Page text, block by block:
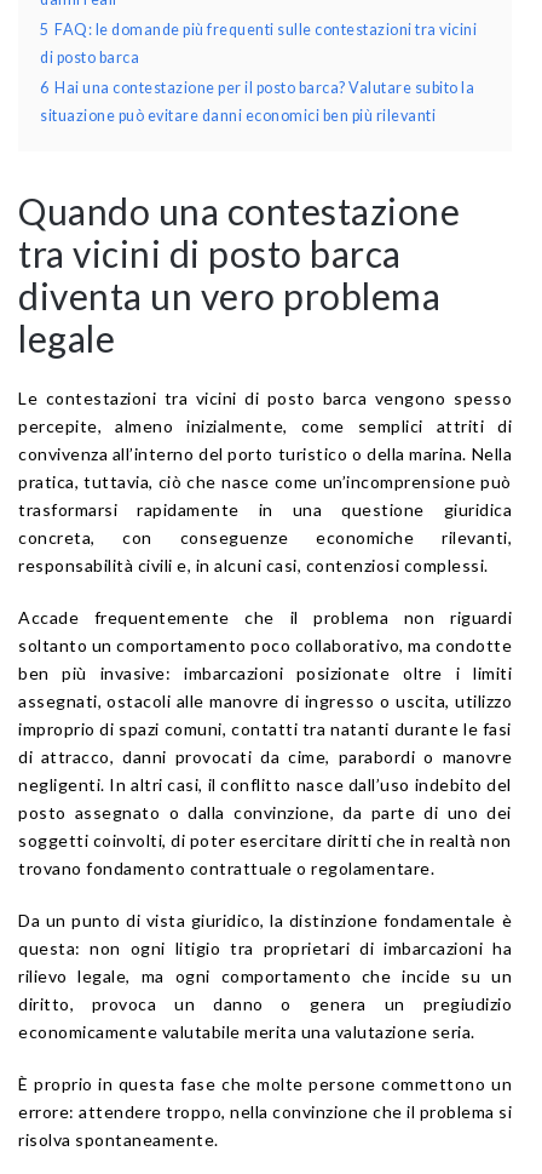
5 FAQ: le domande più frequenti sulle contestazioni tra vicini
di posto barca
6 Hai una contestazione per il posto barca? Valutare subito la
situazione può evitare danni economici ben più rilevanti
Quando una contestazione
tra vicini di posto barca
diventa un vero problema
legale
Le contestazioni tra vicini di posto barca vengono spesso
percepite, almeno inizialmente, come semplici attriti di
convivenza all’interno del porto turistico o della marina. Nella
pratica, tuttavia, ciò che nasce come un’incomprensione può
trasformarsi rapidamente in una questione giuridica
concreta, con conseguenze economiche rilevanti,
responsabilità civili e, in alcuni casi, contenziosi complessi.
Accade frequentemente che il problema non riguardi
soltanto un comportamento poco collaborativo, ma condotte
ben più invasive: imbarcazioni posizionate oltre i limiti
assegnati, ostacoli alle manovre di ingresso o uscita, utilizzo
improprio di spazi comuni, contatti tra natanti durante le fasi
di attracco, danni provocati da cime, parabordi o manovre
negligenti. In altri casi, il conflitto nasce dall’uso indebito del
posto assegnato o dalla convinzione, da parte di uno dei
soggetti coinvolti, di poter esercitare diritti che in realtà non
trovano fondamento contrattuale o regolamentare.
Da un punto di vista giuridico, la distinzione fondamentale è
questa: non ogni litigio tra proprietari di imbarcazioni ha
rilievo legale, ma ogni comportamento che incide su un
diritto, provoca un danno o genera un pregiudizio
economicamente valutabile merita una valutazione seria.
È proprio in questa fase che molte persone commettono un
errore: attendere troppo, nella convinzione che il problema si
risolva spontaneamente.